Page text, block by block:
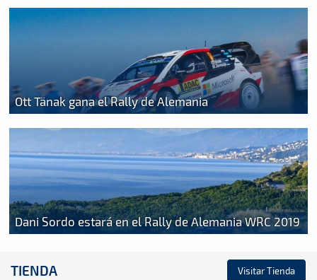
Ott Tänak gana el Rally de Alemania
Dani Sordo estará en el Rally de Alemania WRC 2019
TIENDA Visitar Tienda